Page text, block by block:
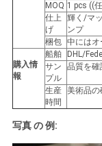
合
地
MOQ 1 pcs ((
仕上
げ
輝く/マ
ンプ
梱包 中にはオ
購入情
報
船舶
DHL/
サン
プル
品質を確
生産
時間
美術品の
写真 の 例: